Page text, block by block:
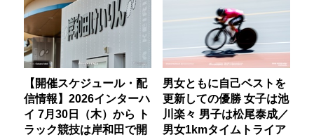
【開催スケジュール・配
信情報】2026インターハ
イ 7月30日（木）から ト
ラック競技は岸和田で開
男女ともに自己ベストを
更新しての優勝 女子は池
川楽々 男子は松尾泰成／
男女1kmタイムトライア